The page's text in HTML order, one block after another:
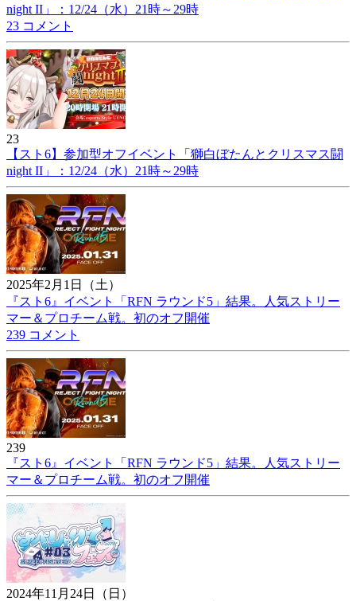
night II」：12/24（水）21時～29時
23 コメント
23
【スト6】参加型オフイベント「獅白ぼたんとクリスマス闘
night II」：12/24（水）21時～29時
2025年2月1日（土）
『スト6』イベント「RFN ラウンド5」結果。人気ストリー
マー＆プロチーム戦。初のオフ開催
239 コメント
239
『スト6』イベント「RFN ラウンド5」結果。人気ストリー
マー＆プロチーム戦。初のオフ開催
2024年11月24日（日）